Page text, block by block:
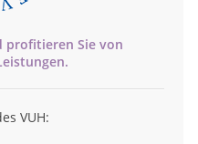
profitieren Sie von
VUH: